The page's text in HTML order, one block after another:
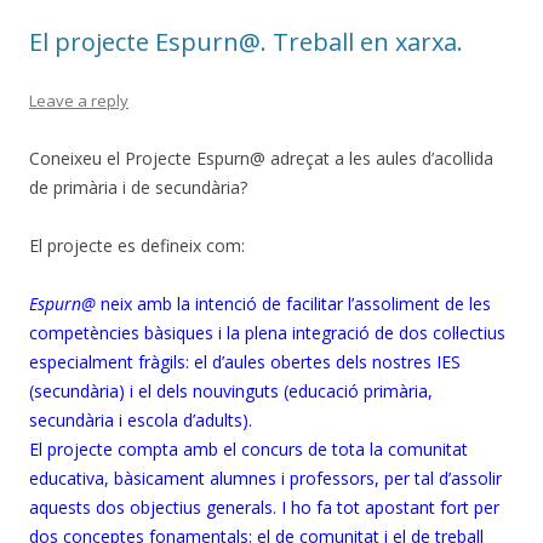
k ix
El projecte Espurn@. Treball en xarxa.
Leave a reply
Coneixeu el Projecte Espurn@ adreçat a les aules d’acollida
de primària i de secundària?
El projecte es defineix com:
Espurn@ neix amb la intenció de facilitar l’assoliment de les
competències bàsiques i la plena integració de dos col·lectius
especialment fràgils: el d’aules obertes dels nostres IES
(secundària) i el dels nouvinguts (educació primària,
secundària i escola d’adults).
El projecte compta amb el concurs de tota la comunitat
educativa, bàsicament alumnes i professors, per tal d’assolir
aquests dos objectius generals. I ho fa tot apostant fort per
dos conceptes fonamentals: el de comunitat i el de treball